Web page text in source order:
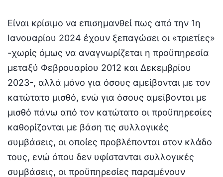
Είναι κρίσιμο να επισημανθεί πως από την 1η
Ιανουαρίου 2024 έχουν ξεπαγώσει οι «τριετίες»
-χωρίς όμως να αναγνωρίζεται η προϋπηρεσία
μεταξύ Φεβρουαρίου 2012 και Δεκεμβρίου
2023-, αλλά μόνο για όσους αμείβονται με τον
κατώτατο μισθό, ενώ για όσους αμείβονται με
μισθό πάνω από τον κατώτατο οι προϋπηρεσίες
καθορίζονται με βάση τις συλλογικές
συμβάσεις, οι οποίες προβλέπονται στον κλάδο
τους, ενώ όπου δεν υφίστανται συλλογικές
συμβάσεις, οι προϋπηρεσίες παραμένουν